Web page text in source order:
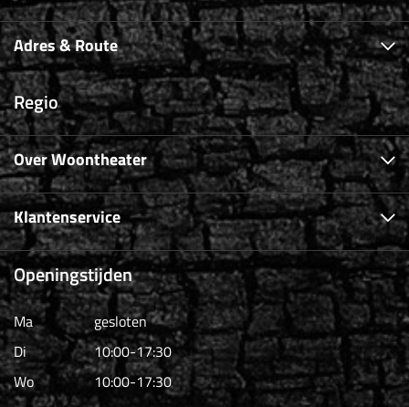
Adres & Route
Regio
Over Woontheater
Klantenservice
Openingstijden
Ma
gesloten
Di
10:00-17:30
Wo
10:00-17:30